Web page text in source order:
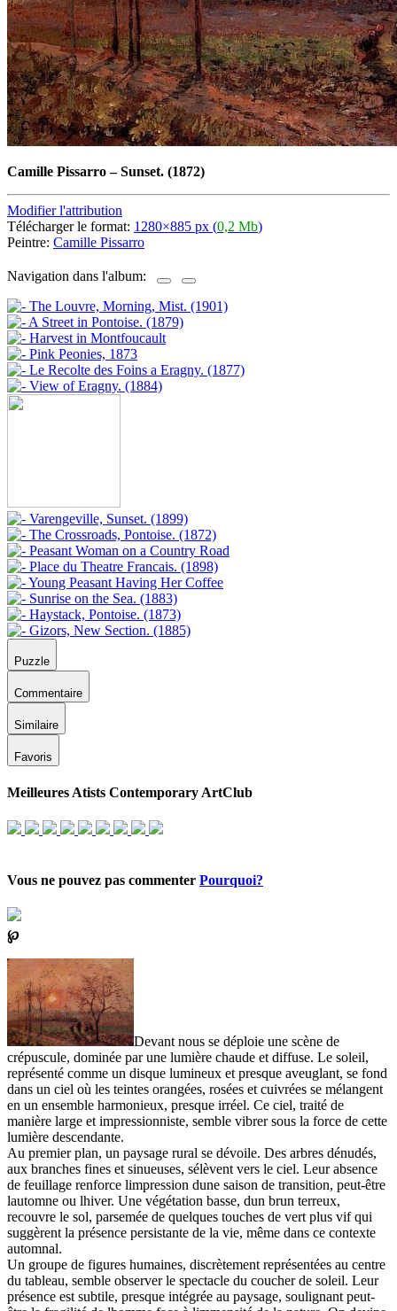
Camille Pissarro–Sunset. (1872)
Modifier l'attribution
Télécharger le format: 1280×885 px (0,2 Mb)
Peintre: Camille Pissarro
Navigation dans l'album:
Puzzle
Commentaire
Similaire
Favoris
Meilleures Atists Contemporary ArtClub
Vous ne pouvez pas commenter Pourquoi?
℘
Devant nous se déploie une scène de
crépuscule, dominée par une lumière chaude et diffuse. Le soleil,
représenté comme un disque lumineux et presque aveuglant, se fond
dans un ciel où les teintes orangées, rosées et cuivrées se mélangent
en un ensemble harmonieux, presque irréel. Ce ciel, traité de
manière large et impressionniste, semble vibrer sous la force de cette
lumière descendante.
Au premier plan, un paysage rural se dévoile. Des arbres dénudés,
aux branches fines et sinueuses, sélèvent vers le ciel. Leur absence
de feuillage renforce limpression dune saison de transition, peut-être
lautomne ou lhiver. Une végétation basse, dun brun terreux,
recouvre le sol, parsemée de quelques touches de vert plus vif qui
suggèrent la présence persistante de la vie, même dans ce contexte
automnal.
Un groupe de figures humaines, discrètement représentées au centre
du tableau, semble observer le spectacle du coucher de soleil. Leur
présence est subtile, presque intégrée au paysage, soulignant peut-